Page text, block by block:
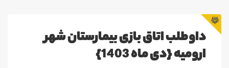
داوطلب اتاق بازی بیمارستان شهر
ارومیه {دی ماه 1403}